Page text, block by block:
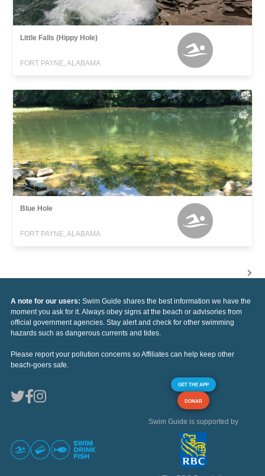
Little Falls (Hippy Hole)
FORT PAYNE, ALABAMA
Blue Hole
FORT PAYNE, ALABAMA
A note for our users: Swim Guide shares the best information we have the
moment you ask for it. Always obey signs at the beach or advisories from
official government agencies. Stay alert and check for other swimming
hazards such as dangerous currents and tides.
Please report your pollution concerns so Affiliates can help keep other
beach-goers safe.
GET THE APP
DONAR
Swim Guide is supported by